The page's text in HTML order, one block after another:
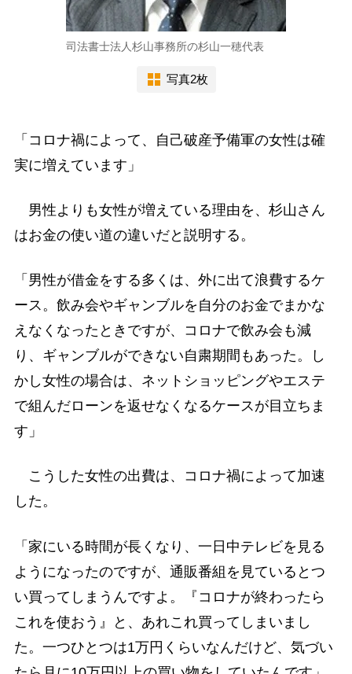
司法書士法人杉山事務所の杉山一穂代表
写真2枚
「コロナ禍によって、自己破産予備軍の女性は確
実に増えています」
男性よりも女性が増えている理由を、杉山さん
はお金の使い道の違いだと説明する。
「男性が借金をする多くは、外に出て浪費するケ
ース。飲み会やギャンブルを自分のお金でまかな
えなくなったときですが、コロナで飲み会も減
り、ギャンブルができない自粛期間もあった。し
かし女性の場合は、ネットショッピングやエステ
で組んだローンを返せなくなるケースが目立ちま
す」
こうした女性の出費は、コロナ禍によって加速
した。
「家にいる時間が長くなり、一日中テレビを見る
ようになったのですが、通販番組を見ているとつ
い買ってしまうんですよ。『コロナが終わったら
これを使おう』と、あれこれ買ってしまいまし
た。一つひとつは1万円くらいなんだけど、気づい